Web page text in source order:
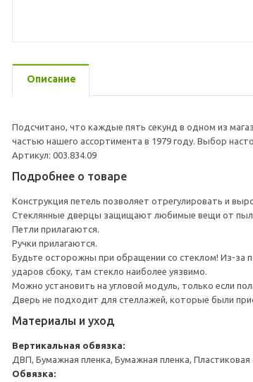
Описание
Подсчитано, что каждые пять секунд в одном из
частью нашего ассортимента в 1979 году. Выбор
Артикул: 003.834.09
Подробнее о товаре
Конструкция петель позволяет отрегулировать и
Стеклянные дверцы защищают любимые вещи от
Петли прилагаются.
Ручки прилагаются.
Будьте осторожны при обращении со стеклом! Из-за
ударов сбоку, там стекло наиболее уязвимо.
Можно установить на угловой модуль, только если
Дверь не подходит для стеллажей, которые были
Материалы и уход
Вертикальная обвязка:
ДВП, Бумажная пленка, Бумажная пленка, Пластиковая
Обвязка: